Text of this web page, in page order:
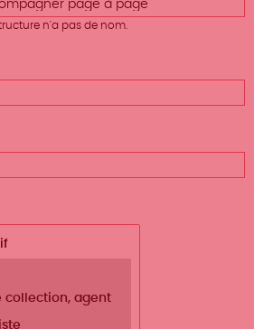
n'a pas de nom.